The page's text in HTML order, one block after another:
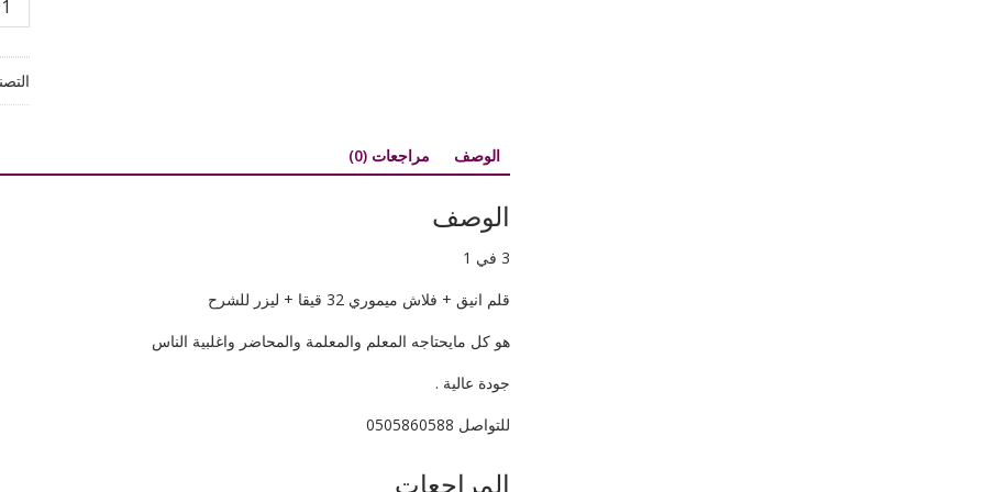
الوصف مراجعات (0)
الوصف
3 في 1
قلم انيق + فلاش ميموري 32 قيقا + ليزر للشرح
هو كل مايحتاجه المعلم والمعلمة والمحاضر واغلبية الناس
جودة عالية .
للتواصل 0505860588
المراجعات